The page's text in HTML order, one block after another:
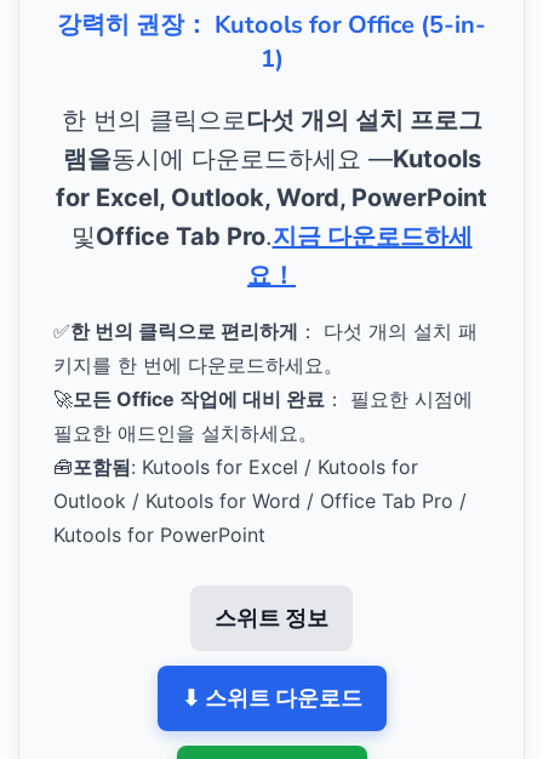
강력히 권장： Kutools for Office (5-in-
1)
한 번의 클릭으로다섯 개의 설치 프로그
램을동시에 다운로드하세요 —Kutools
for Excel, Outlook, Word, PowerPoint
및Office Tab Pro.지금 다운로드하세
요！
✅한 번의 클릭으로 편리하게 ： 다섯 개의 설치 패
키지를 한 번에 다운로드하세요。
🚀모든 Office 작업에 대비 완료 ： 필요한 시점에
필요한 애드인을 설치하세요。
🧰포함됨: Kutools for Excel / Kutools for
Outlook / Kutools for Word / Office Tab Pro /
Kutools for PowerPoint
스위트 정보
⬇ 스위트 다운로드